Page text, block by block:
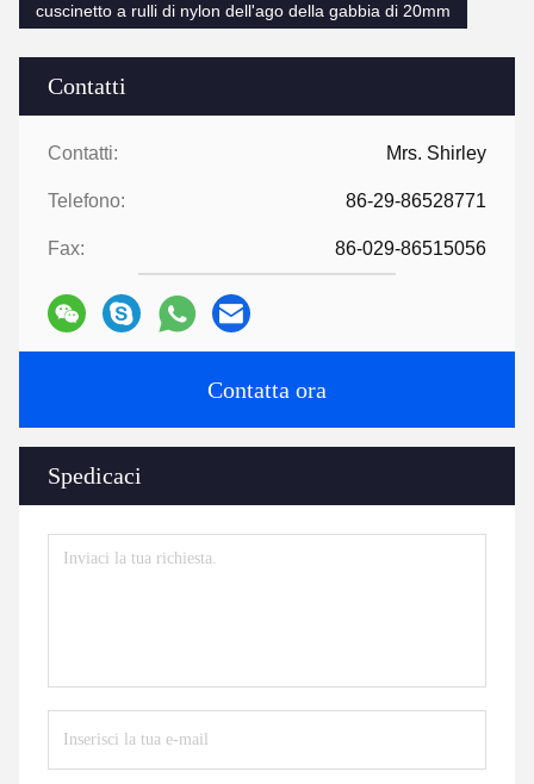
Contatti
Contatti: Mrs. Shirley
Telefono: 86-29-86528771
Fax: 86-029-86515056
Contatta ora
Spedicaci
cuscinetto a rulli di nylon dell'ago della gabbia di 20mm